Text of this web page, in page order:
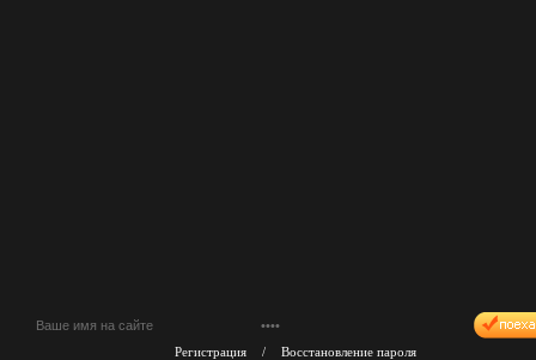
Регистрация / Восстановление пароля